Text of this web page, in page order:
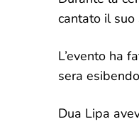
cantato il
L’evento ha
sera
Dua Lipa